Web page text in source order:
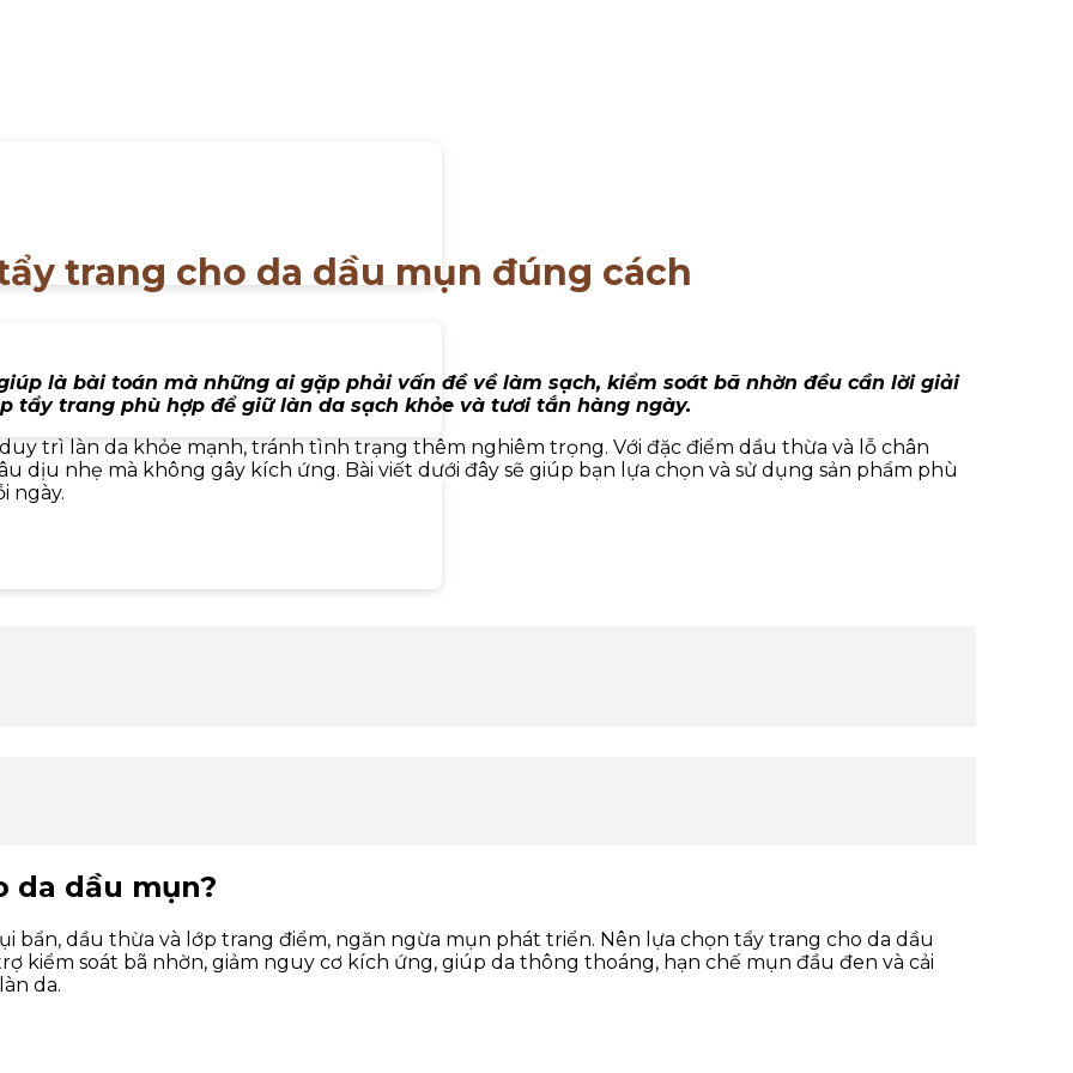
trang cho da dầu mụn đúng cách
là bài toán mà những ai gặp phải vấn đề về làm sạch, kiểm soát bã nhờn đều cần lời giải
tẩy trang phù hợp để giữ làn da sạch khỏe và tươi tắn hàng ngày.
trì làn da khỏe mạnh, tránh tình trạng thêm nghiêm trọng. Với đặc điểm dầu thừa và lỗ chân
dịu nhẹ mà không gây kích ứng. Bài viết dưới đây sẽ giúp bạn lựa chọn và sử dụng sản phẩm phù
ngày.
da dầu mụn?
bẩn, dầu thừa và lớp trang điểm, ngăn ngừa mụn phát triển. Nên lựa chọn tẩy trang cho da dầu
kiểm soát bã nhờn, giảm nguy cơ kích ứng, giúp da thông thoáng, hạn chế mụn đầu đen và cải
da.